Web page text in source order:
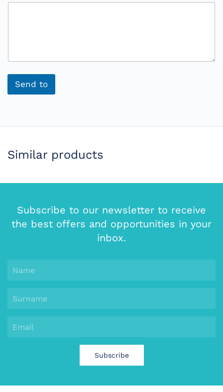
Send to
Similar products
Subscribe to our newsletter to receive
the best offers and opportunities in your
inbox.
Subscribe